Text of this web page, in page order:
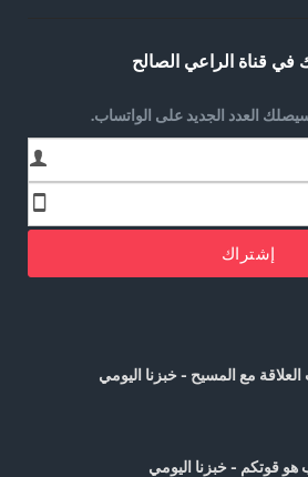
في قناة الراعي الصالح
العدد الجديد على الواتساب.
إشتراك
مع المسيح - خبزنا اليومي
هو قوتكم - خبزنا اليومي